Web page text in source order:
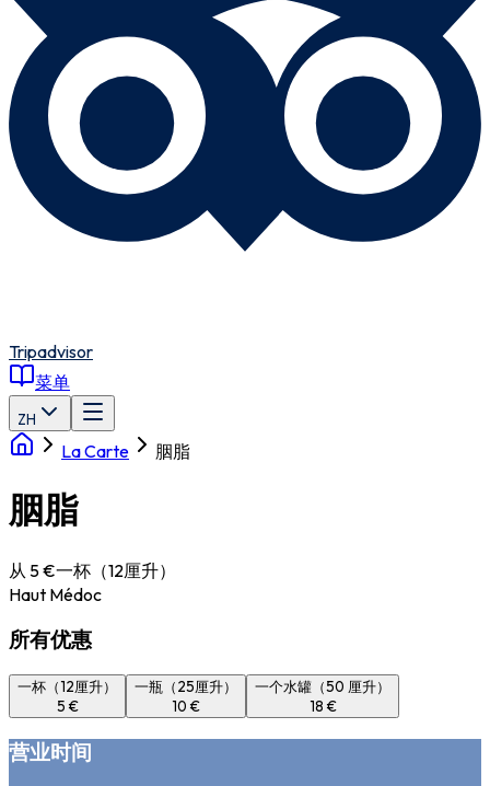
Tripadvisor
菜单
ZH
La Carte 胭脂
胭脂
从 5 €一杯（12厘升）
Haut Médoc
所有优惠
一杯（12厘升）
5 €
一瓶（25厘升）
10 €
一个水罐（50 厘升）
18 €
营业时间